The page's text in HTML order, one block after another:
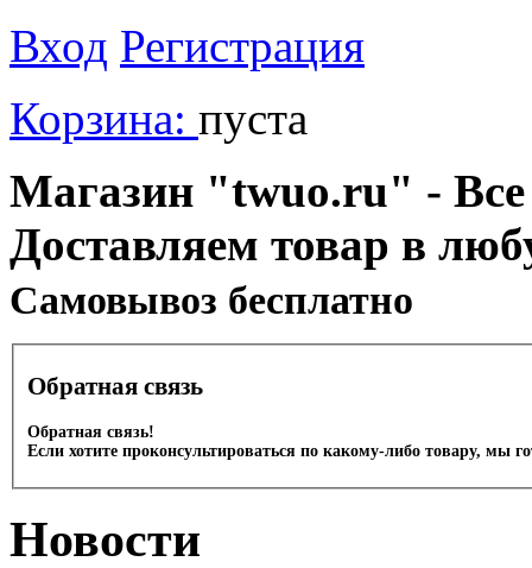
Вход Регистрация
Корзина: пуста
Магазин "twuo.ru" - Все
Доставляем товар в
Cамовывоз бесплатно
Обратная связь
Обратная связь!
Если хотите проконсультироваться по какому-либо товару, мы
Новости